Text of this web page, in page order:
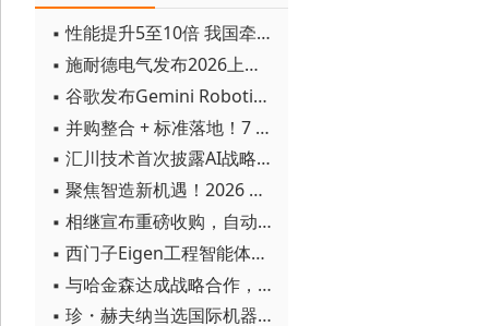
▪ 性能提升5至10倍 我国牵头制定的WiTSnet工业以太网国际标准正式发布
▪ 施耐德电气发布2026上半年可持续发展成绩单 "Impact 2030"路线图开局稳健
▪ 谷歌发布Gemini Robotics 2模型 实现人形机器人全身智能控制突破
▪ 并购整合 + 标准落地！7 月工业自动化产业动态速递
▪ 汇川技术首次披露AI战略进展：从两个方面推动“AI业务化”落地
▪ 聚焦智造新机遇！2026 青岛数字化及智能制造技术论坛圆满落幕
▪ 相继宣布重磅收购，自动化巨头新一轮并购潮剑指何方？
▪ 西门子Eigen工程智能体落地中国，工业AI跨越物理世界“确定性”拐点
▪ 与哈金森达成战略合作，乐聚机器人何以持续获得工业巨头青睐？
▪ 珍・赫夫纳当选国际机器人联合会新任主席